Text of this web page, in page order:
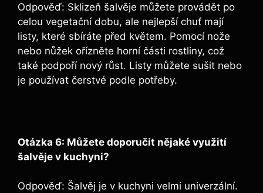
Odpověď: Sklizeň šalvěje můžete provádět po
celou vegetační dobu, ale nejlepší chuť mají
listy, které sbíráte před květem. Pomocí nože
nebo nůžek ořízněte horní části rostliny, což
také podpoří nový růst. Listy můžete sušit nebo
je používat čerstvé podle potřeby.
Otázka 6: Můžete doporučit nějaké využití
šalvěje v kuchyni?
Odpověď: Šalvěj je v kuchyni velmi univerzální.